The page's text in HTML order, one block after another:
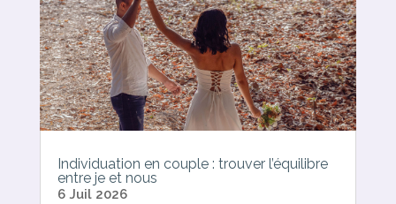
Individuation en couple : trouver l’équilibre
entre je et nous
6 Juil 2026